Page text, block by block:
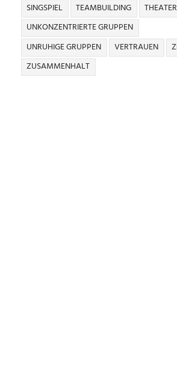
SINGSPIEL
TEAMBUILDING
THEATER
UNKONZENTRIERTE GRUPPEN
UNRUHIGE GRUPPEN
VERTRAUEN
ZUSAMMENHALT